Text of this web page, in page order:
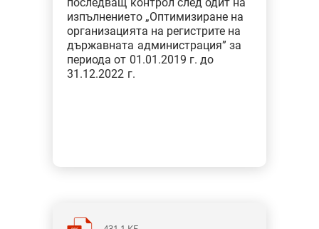
Тип: Одит на изпълнение
изпълнението „Оптимизиране на
организацията на регистрите на
държавната администрация” за
периода от 01.01.2019 г. до
31.12.2022 г.